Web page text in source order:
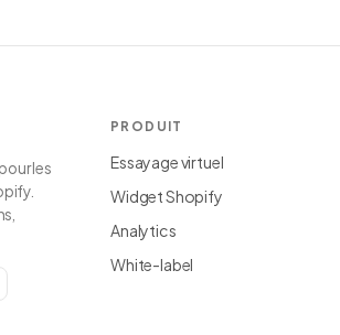
les
PRODUIT
Essayage virtuel
Widget Shopify
Analytics
White-label